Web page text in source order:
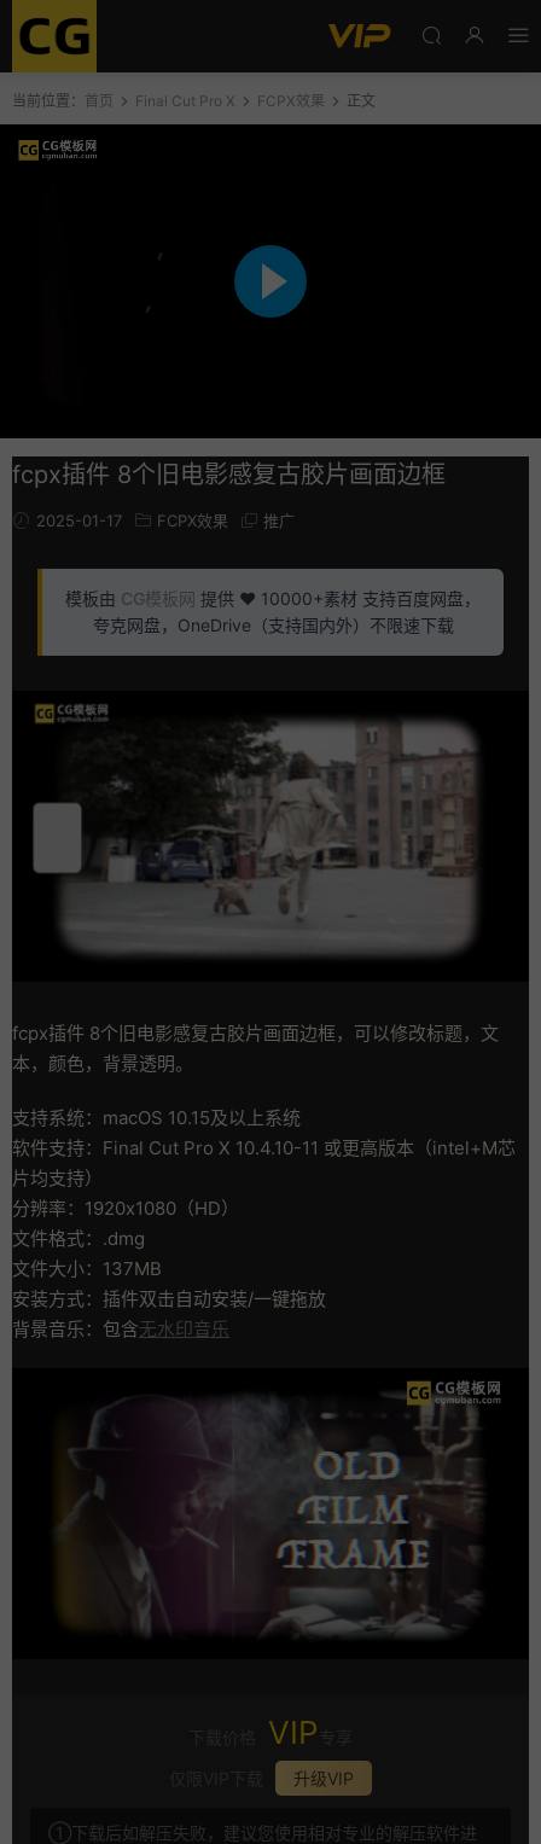
当前位置： 首页 Final Cut Pro X FCPX效果 正文
fcpx插件 8个旧电影感复古胶片画面边框
2025-01-17 FCPX效果 推广
模板由 CG模板网 提供 ❤️ 10000+素材 支持百度网盘，
夸克网盘，OneDrive（支持国内外）不限速下载
fcpx插件 8个旧电影感复古胶片画面边框，可以修改标题，文
本，颜色，背景透明。
支持系统：macOS 10.15及以上系统
软件支持：Final Cut Pro X 10.4.10-11 或更高版本（intel+M芯
片均支持）
分辨率：1920x1080（HD）
文件格式：.dmg
文件大小：137MB
安装方式：插件双击自动安装/一键拖放
背景音乐：包含无水印音乐
VIP
升级VIP
①下载后如解压失败，建议您使用相对专业的解压软件进